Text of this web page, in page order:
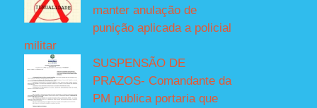
manter anulação de
punição aplicada a policial
militar
SUSPENSÃO DE
PRAZOS- Comandante da
PM publica portaria que